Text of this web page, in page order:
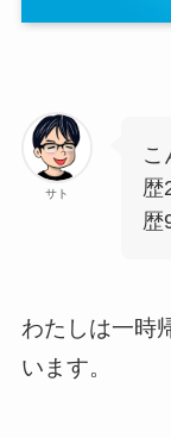
サト
こ
歴
歴
わたしは一時
います。